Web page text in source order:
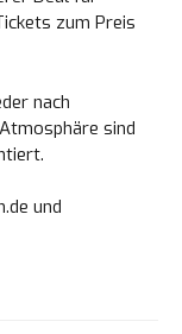
zum Preis
nach
sind
und